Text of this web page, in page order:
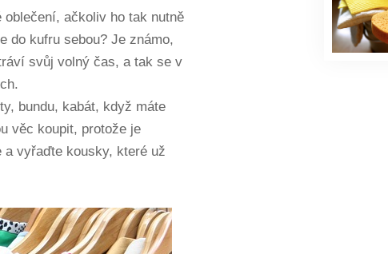
oblečení, ačkoliv ho tak nutně
do kufru sebou? Je známo,
svůj volný čas, a tak se v
bundu, kabát, když máte
věc koupit, protože je
vyřaďte kousky, které už